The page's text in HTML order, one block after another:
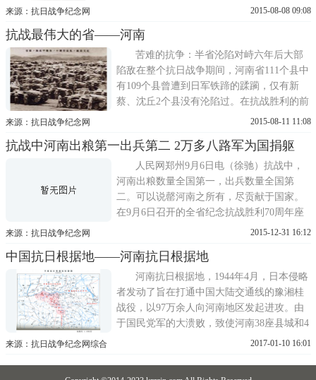
绝的八年全面抗战，中华儿女用
来源：抗日战争纪念网 2015-08-08 09:08
抗战最伟大的省——河南
苦难的抗争：半省沦陷对峙六年后大部
陷敌在整个抗日战争期间，河南省111个县中
有109个县曾遭到日军铁蹄的蹂躏，仅有新
蔡、沈丘2个县没有沦陷过。在抗战胜利的前
夜1944年，河南省却有大片领土沦陷
来源：抗日战争纪念网 2015-08-11 11:08
抗战中河南出粮第一出兵第二 2万多八路军为国捐躯
人民网郑州9月6日电（徐驰）抗战中，
河南出粮数量全国第一，出兵数量全国第
二。可以说罄河南之所有，尽贡献于国家。
在9月6日召开的全省纪念抗战胜利70周年座
谈会上，河南省委书记郭庚茂表示。郭庚茂
来源：抗日战争纪念网 2015-12-31 16:12
中国抗日根据地——河南抗日根据地
河南抗日根据地，1944年4月，日本侵略
者发动了旨在打通中国大陆交通线的豫湘桂
战役，以97万余人向河南地区发起进攻。由
于国民党军的大溃败，致使河南38座县城和4
万多平方公里的土地被日军侵占。对此，中
来源：抗日战争纪念网综合 2017-01-10 16:01